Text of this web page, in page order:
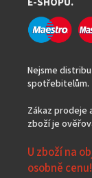
Nejsme
spotřebitelům.
Zákaz prodeje
zboží je
U zboží na
osobně cenu!